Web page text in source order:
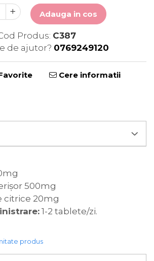
Adauga in cos
Produs: C387
de ajutor? 0769249120
Cere informatii
500mg
citrice 20mg
1-2 tablete/zi.
produs